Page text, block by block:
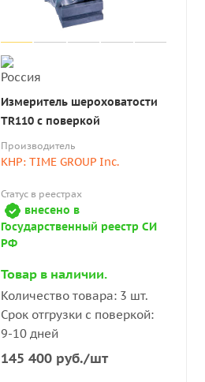
Измеритель шероховатости
TR110 с поверкой
Производитель
КНР: TIME GROUP Inc.
Статус в реестрах
внесено в
Государственный реестр СИ
РФ
Товар в наличии.
Количество товара: 3 шт.
Срок отгрузки с поверкой:
9-10 дней
145 400руб./шт